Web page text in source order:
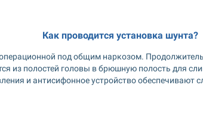
Как проводится установка шунта?
под общим наркозом.
из полостей головы в брюшную полость для
и антисифонное устройство обеспечивают